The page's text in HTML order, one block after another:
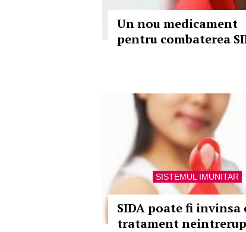
Un nou medicament
pentru combaterea
SISTEMUL IMUNITAR
SIDA poate fi invinsa
tratament